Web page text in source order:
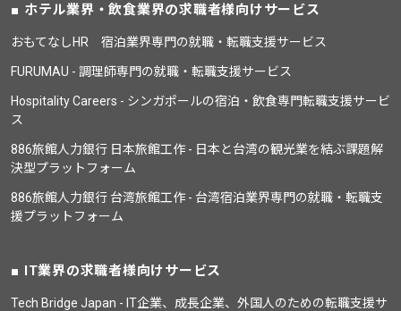
ホテル業界・飲食業界の求職者様向けサービス
おもてなしHR 宿泊業界専門の就職・転職支援サービス
FURUMAU - 調理師専門の就職・転職支援サービス
Hospitality Careers - シンガポールの宿泊・飲食専門転職支援サービ
ス
886旅館人力銀行 日本旅館工作 - 日本と台湾の観光業を結ぶ課題解
決型プラットフォーム
886旅館人力銀行 台湾旅館工作 - 台湾宿泊業界専門の就職・転職支
援プラットフォーム
IT業界の求職者様向けサービス
Tech Bridge Japan - IT企業、成長企業、外国人のための転職支援サ